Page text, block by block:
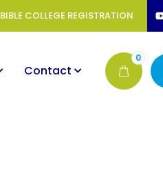
BIBLE COLLEGE REGISTRATION
Contact
0